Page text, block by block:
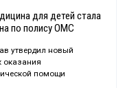
для детей стала
по полису ОМС
утвердил новый
оказания
помощи